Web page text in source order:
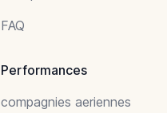
FAQ
Performances
compagnies aeriennes